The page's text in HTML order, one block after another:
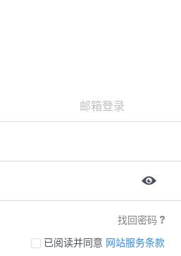
邮箱登录
找回密码
已阅读并同意 网站服务条款